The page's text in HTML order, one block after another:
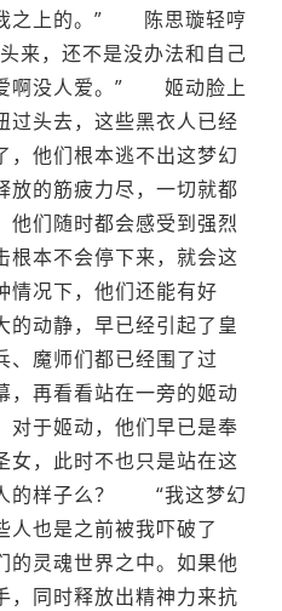
之上的。” 陈思璇轻哼
来，还不是没办法和自己
啊没人爱。” 姬动脸上
过头去，这些黑衣人已经
，他们根本逃不出这梦幻
放的筋疲力尽，一切就都
他们随时都会感受到强烈
根本不会停下来，就会这
情况下，他们还能有好
动静，早已经引起了皇
、魔师们都已经围了过
，再看看站在一旁的姬动
对于姬动，他们早已是奉
女，此时不也只是站在这
的样子么？ “我这梦幻
人也是之前被我吓破了
的灵魂世界之中。如果他
，同时释放出精神力来抗